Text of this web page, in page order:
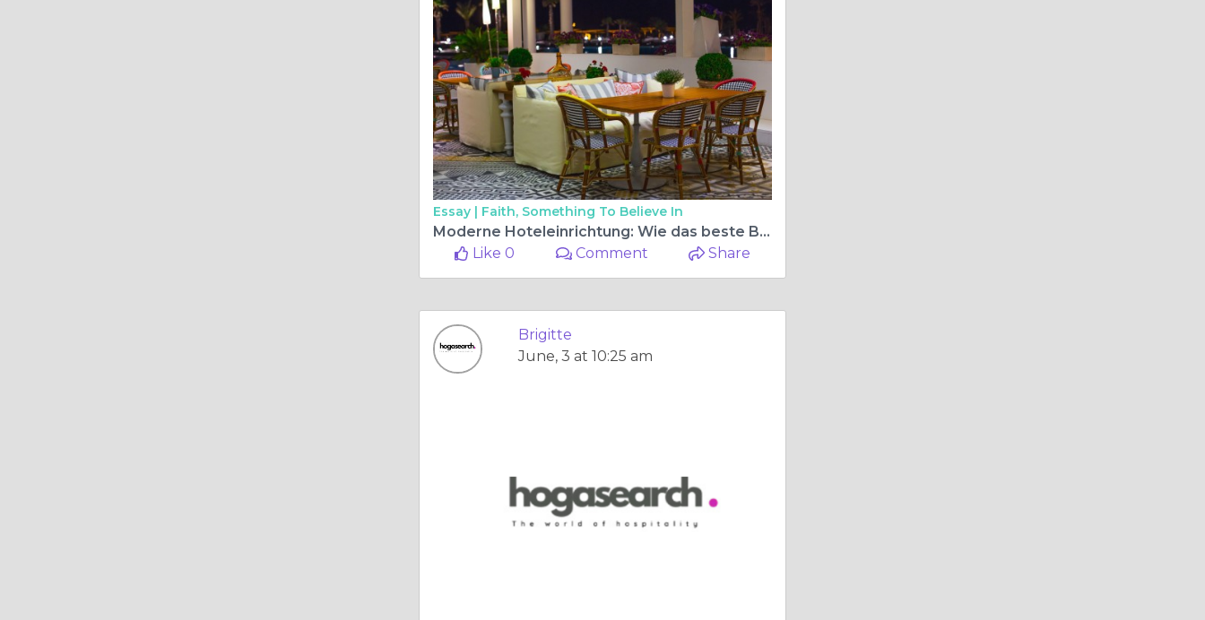
Essay | Faith, Something To Believe In
Moderne Hoteleinrichtung: Wie das beste Boxspringbett und ein hochwertiges Hotelbett die Gästezufriedenheit steigern
Like 0
Comment Share
Brigitte
June, 3 at 10:25 am